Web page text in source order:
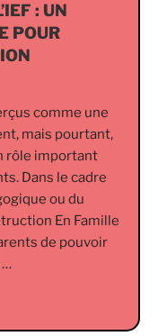
: UN
POUR
comme une
mais pourtant,
rôle important
Dans le cadre
ou du
En Famille
de pouvoir
…